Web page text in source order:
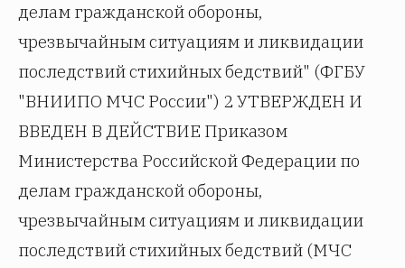
делам гражданской обороны,
чрезвычайным ситуациям и ликвидации
последствий стихийных бедствий" (ФГБУ
"ВНИИПО МЧС России") 2 УТВЕРЖДЕН И
ВВЕДЕН В ДЕЙСТВИЕ Приказом
Министерства Российской Федерации по
делам гражданской обороны,
чрезвычайным ситуациям и ликвидации
последствий стихийных бедствий (МЧС